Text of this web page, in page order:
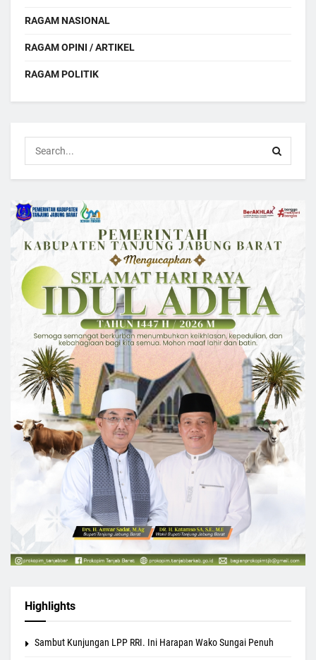
RAGAM NASIONAL
RAGAM OPINI / ARTIKEL
RAGAM POLITIK
Highlights
Sambut Kunjungan LPP RRI. Ini Harapan Wako Sungai Penuh